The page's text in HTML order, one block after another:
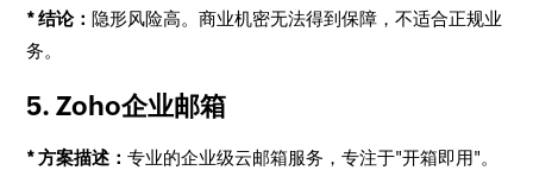
* 结论： 隐形风险高。商业机密无法得到保障，不适合正规业
务。
5. Zoho企业邮箱
* 方案描述：专业的企业级云邮箱服务，专注于"开箱即用"。